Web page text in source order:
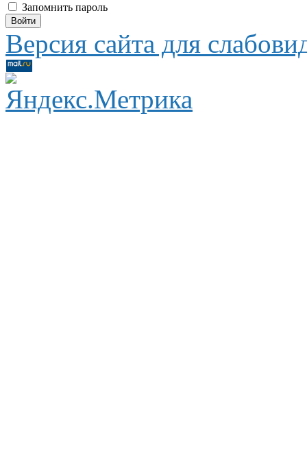
Запомнить пароль
Версия сайта для